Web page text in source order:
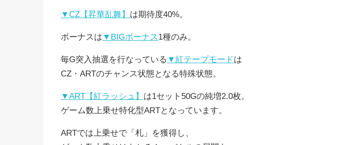
▼CZ【昇華乱舞】 は期待度40%。
ボーナスは ▼BIGボーナス1種のみ。
毎G突入抽選を行なっている ▼紅テープモードは
CZ・ARTのチャンス状態となる特殊状態。
▼ART【紅ラッシュ】 は1セット50Gの純増2.0枚。
ゲーム数上乗せ特化型ARTとなっています。
ARTでは上乗せで「札」を獲得し、